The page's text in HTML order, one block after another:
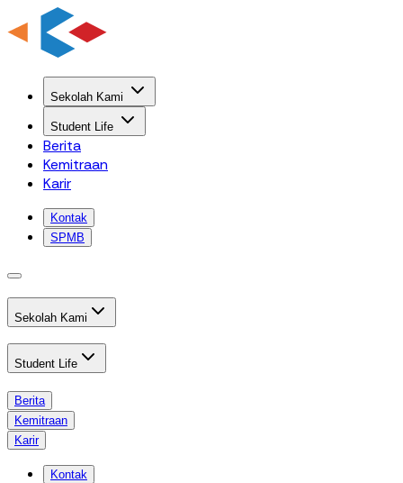
Sekolah Kami
Student Life
Berita
Kemitraan
Karir
Kontak
SPMB
Sekolah Kami
Student Life
Berita
Kemitraan
Karir
Kontak